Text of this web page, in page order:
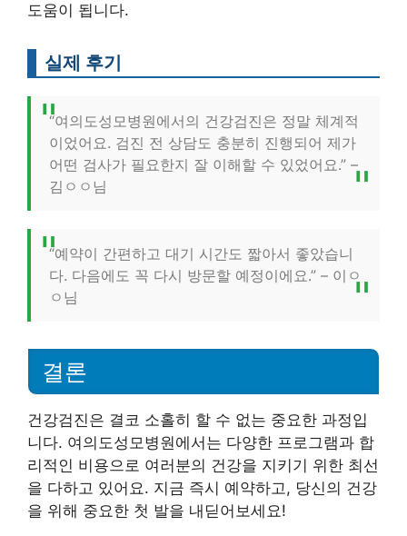
도움이 됩니다.
실제 후기
“여의도성모병원에서의 건강검진은 정말 체계적
이었어요. 검진 전 상담도 충분히 진행되어 제가
어떤 검사가 필요한지 잘 이해할 수 있었어요.” –
김ㅇㅇ님
“예약이 간편하고 대기 시간도 짧아서 좋았습니
다. 다음에도 꼭 다시 방문할 예정이에요.” – 이ㅇ
ㅇ님
결론
건강검진은 결코 소홀히 할 수 없는 중요한 과정입
니다. 여의도성모병원에서는 다양한 프로그램과 합
리적인 비용으로 여러분의 건강을 지키기 위한 최선
을 다하고 있어요. 지금 즉시 예약하고, 당신의 건강
을 위해 중요한 첫 발을 내딛어보세요!